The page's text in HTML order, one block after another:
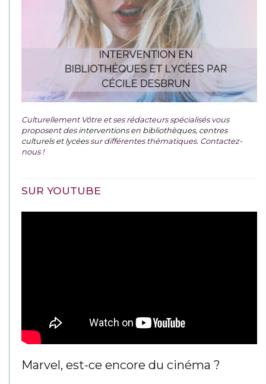
Culturellement Vôtre et ses rédacteurs spécialisés vous
proposent desinterventions en bibliothèques, centres
culturels et lycéessur différentes thématiques. Contactez-
nous !
SUR YOUTUBE
Marvel, est-ce encore du cinéma ?